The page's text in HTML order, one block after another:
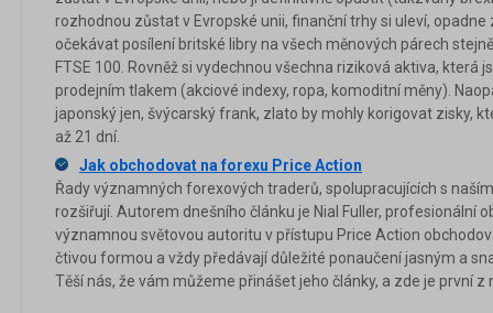
rozhodnou zůstat v Evropské unii, finanční trhy si uleví,
očekávat posílení britské libry na všech měnových párech
FTSE 100. Rovněž si vydechnou všechna riziková aktiva, která
prodejním tlakem (akciové indexy, ropa, komoditní měny).
japonský jen, švýcarský frank, zlato by mohly korigovat zisky,
až 21 dní.
Jak obchodovat na forexu Price Action
Řady významných forexových traderů, spolupracujících s
rozšiřují. Autorem dnešního článku je Nial Fuller, profesionální
významnou světovou autoritu v přístupu Price Action
čtivou formou a vždy předávají důležité ponaučení jasným a
Těší nás, že vám můžeme přinášet jeho články, a zde je první z